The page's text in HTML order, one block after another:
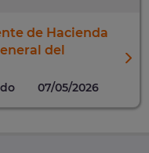
de Hacienda
del
07/05/2026